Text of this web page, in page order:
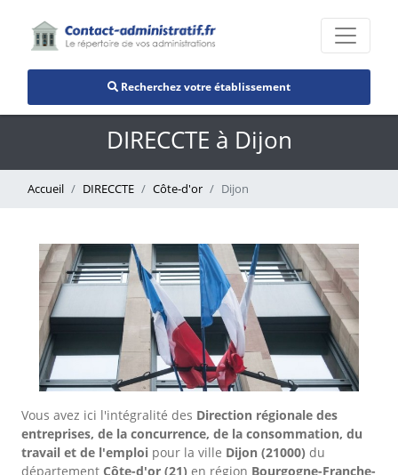
Recherchez votre établissement
DIRECCTE à Dijon
Accueil DIRECCTE Côte-d'or Dijon
Vous avez ici l'intégralité des Direction régionale des
entreprises, de la concurrence, de la consommation, du
travail et de l'emploi pour la ville Dijon (21000) du
département Côte-d'or (21) en région Bourgogne-Franche-